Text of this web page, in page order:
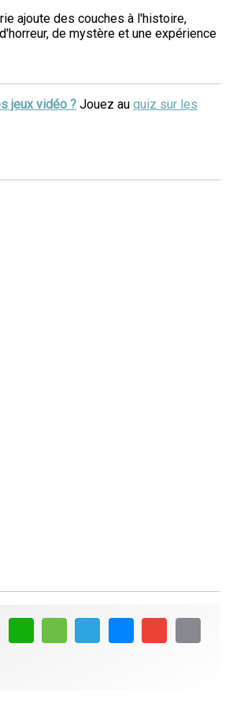
ajoute des couches à l'histoire,
de mystère et une expérience
jeux vidéo ? Jouez au quiz sur les
PinterestWhatsAppMessageTelegramMessenger
Gmail Email